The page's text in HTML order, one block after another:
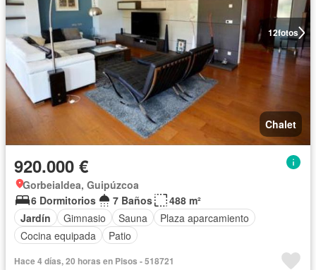
12fotos
Chalet
920.000 €
Gorbeialdea, Guipúzcoa
6 Dormitorios
7 Baños
488 m²
Jardín
Gimnasio Sauna
Plaza aparcamiento
Cocina equipada
Patio
Hace 4 días, 20 horas en Pisos - 518721